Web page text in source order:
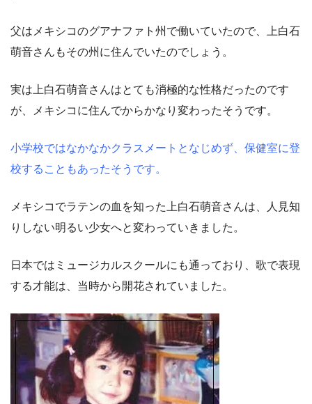
父はメキシコのグアナファト州で働いていたので、上白石
萌音さんもその州に住んでいたのでしょう。
実は上白石萌音さんはとても消極的な性格だったのです
が、メキシコに住んでからかなり変わったそうです。
小学校ではなかなかクラスメートとなじめず、保健室に登
校することもあったそうです。
メキシコでラテンの血を知った上白石萌音さんは、人見知
りしない明るい少女へと変わっていきました。
日本ではミュージカルスクールにも通っており、歌で表現
する才能は、当時から開花されていました。